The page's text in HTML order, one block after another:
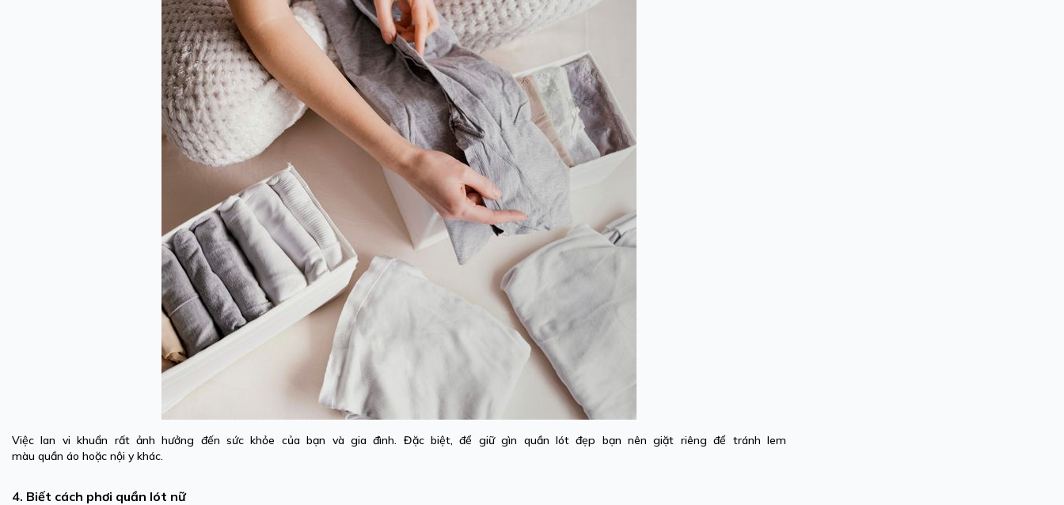
Việc lan vi khuẩn rất ảnh hưởng đến sức khỏe của bạn và gia đình. Đặc biệt, để giữ gìn quần lót đẹp bạn nên giặt riêng để tránh lem
màu quần áo hoặc nội y khác.
4. Biết cách phơi quần lót nữ